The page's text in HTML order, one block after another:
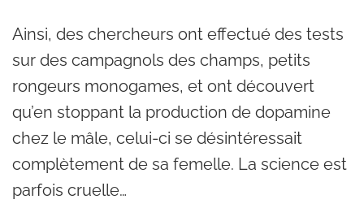
Ainsi, des chercheurs ont effectué des tests
sur des campagnols des champs, petits
rongeurs monogames, et ont découvert
qu’en stoppant la production de dopamine
chez le mâle, celui-ci se désintéressait
complètement de sa femelle. La science est
parfois cruelle…